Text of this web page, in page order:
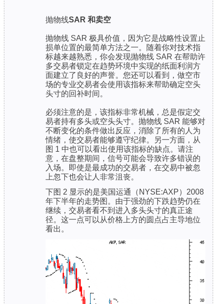
抛物线SAR 和卖空
抛物线 SAR 极具价值，因为它是战略性设置止
损单位置的最简单方法之一。随着你对技术指
标越来越熟悉，你会发现抛物线 SAR 在帮助许
多交易者锁定在趋势环境中实现的纸面利润方
面建立了良好的声誉。您还可以看到，做空市
场的专业交易者会使用该指标来帮助确定空头
头寸的回补时间。
必须注意的是，该指标非常机械，总是假定交
易者持有多头或空头头寸。抛物线 SAR 能够对
不断变化的条件做出反应，消除了所有的人为
情绪，使交易者能够遵守纪律。另一方面，从
图 1 中也可以看出使用该指标的缺点。请注
意，在盘整期间，信号可能会导致许多错误的
入场。即使是最成功的交易者，在交易中被忽
上忽下也会让人非常沮丧。
下图 2 显示的是美国运通（NYSE:AXP）2008
年下半年的走势图。由于强劲的下跌趋势仍在
继续，交易者看不到进入多头头寸的真正途
径。这一点可以从价格上方的圆点占主导地位
看出。